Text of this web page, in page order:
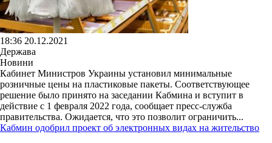
18:36 20.12.2021
Держава
Новини
Кабинет Министров Украины установил минимальные
розничные цены на пластиковые пакеты. Соответствующее
решение было принято на заседании Кабмина и вступит в
действие с 1 февраля 2022 года, сообщает пресс-служба
правительства. Ожидается, что это позволит ограничить...
Кабмин одобрил проект об электронных видах на жительство